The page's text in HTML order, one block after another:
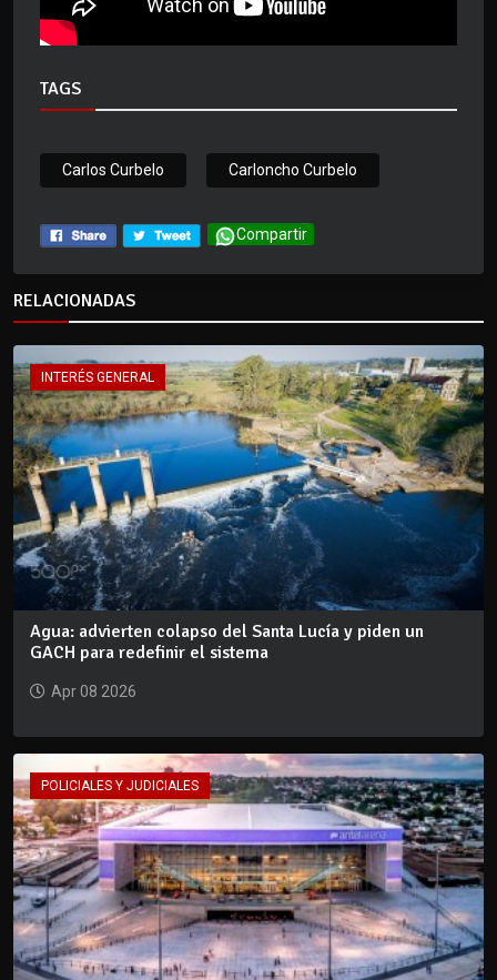
TAGS
Carlos Curbelo Carloncho Curbelo
Compartir
RELACIONADAS
INTERÉS GENERAL
Agua: advierten colapso del Santa Lucía y piden un
GACH para redefinir el sistema
Apr 08 2026
POLICIALES Y JUDICIALES